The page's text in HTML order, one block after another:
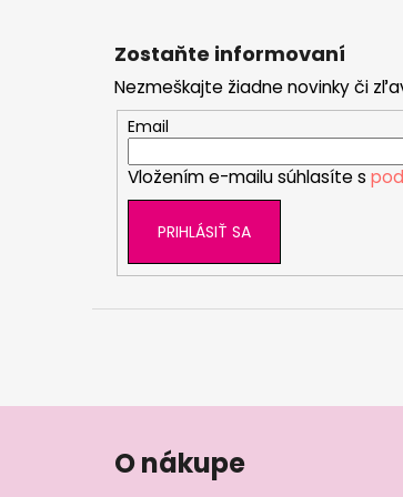
Zostaňte informovaní
Nezmeškajte žiadne novinky či
Email
Vložením e-mailu súhlasíte s
PRIHLÁSIŤ SA
O nákupe